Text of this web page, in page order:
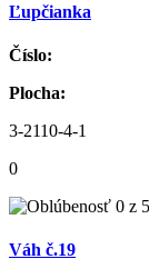
Ľupčianka
Číslo:
Plocha:
3-2110-4-1
0
Váh č.19